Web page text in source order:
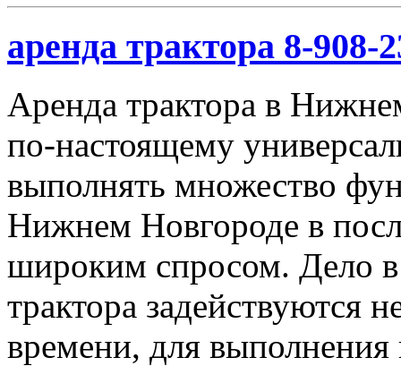
аренда трактора 8-908-
Аренда трактора в
по-настоящему
выполнять множество
Нижнем Новгороде в
широким спросом. Дело
трактора задействуются
времени, для выполнения